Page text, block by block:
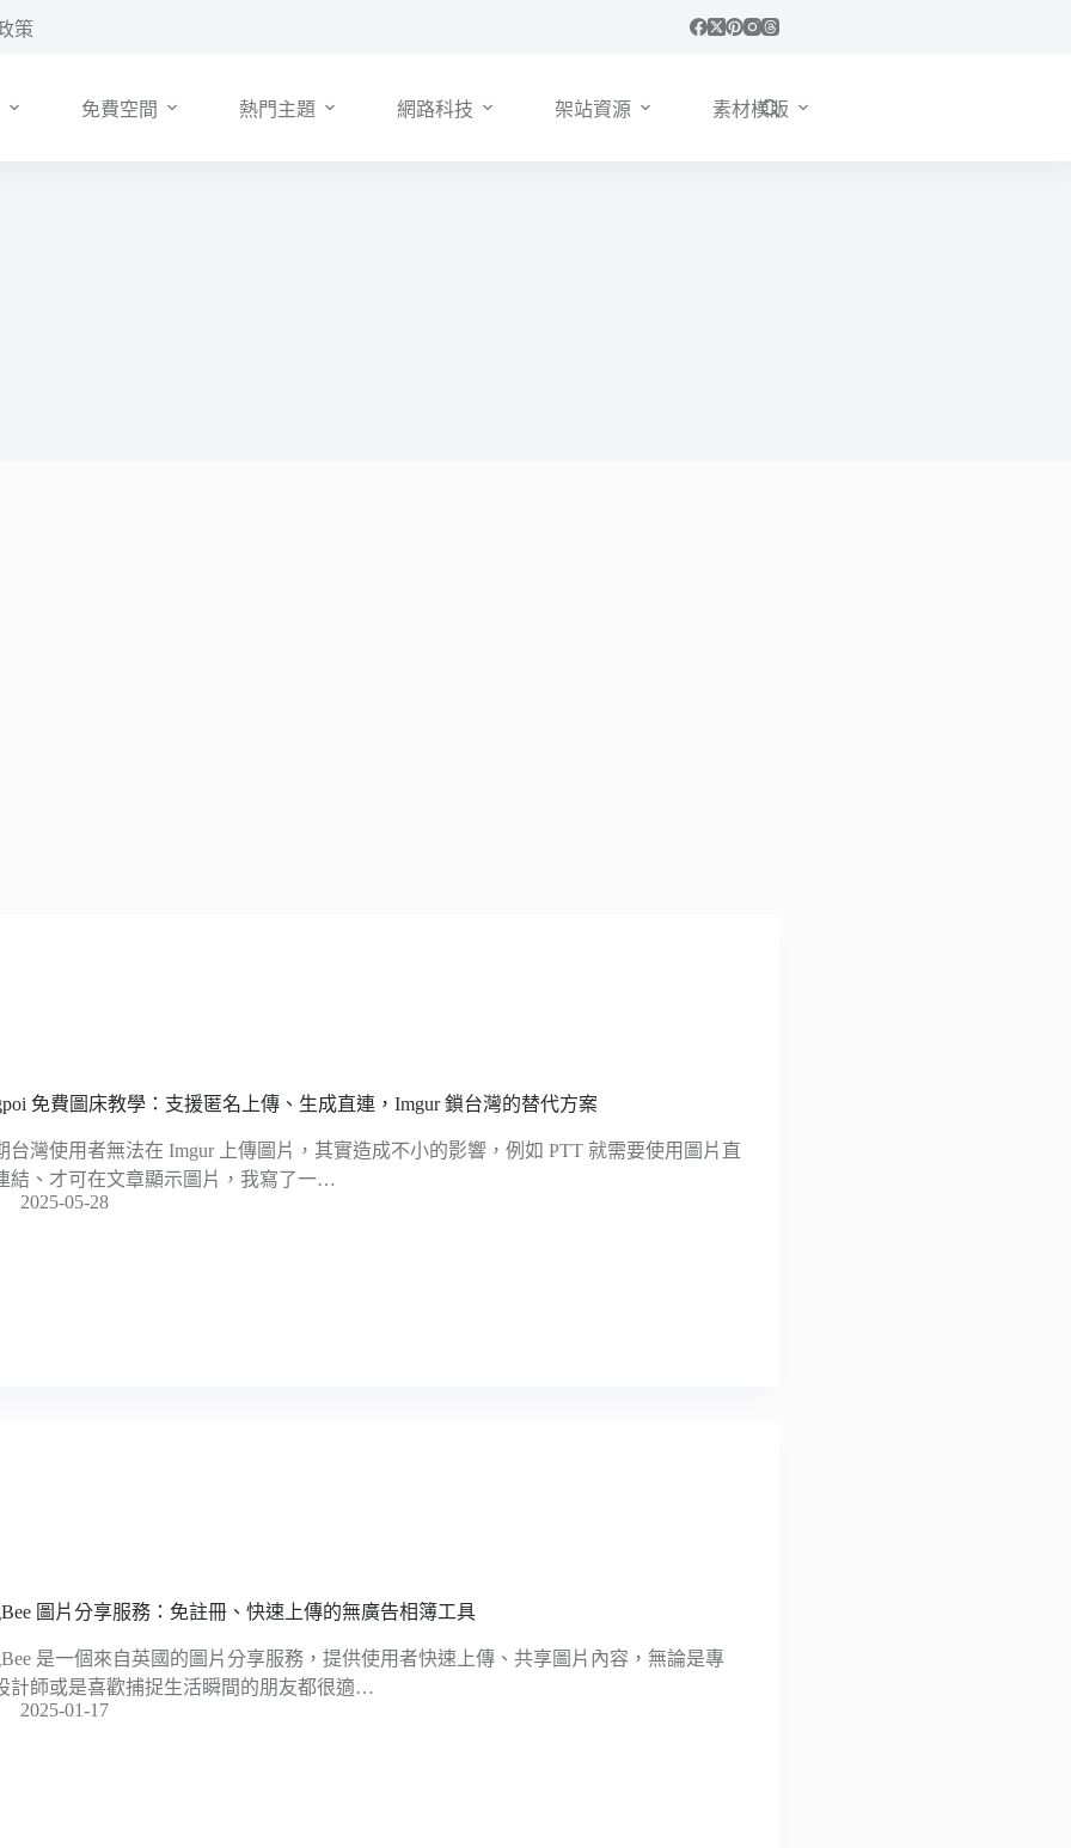
策
免費空間 熱門主題 網路科技 架站資源 素材模版
免費圖床教學：支援匿名上傳、生成直連，Imgur 鎖台灣的替代方案
台灣使用者無法在 Imgur 上傳圖片，其實造成不小的影響，例如 PTT 就需要使用圖片直
結、才可在文章顯示圖片，我寫了一…
2025-05-28
圖片分享服務：免註冊、快速上傳的無廣告相簿工具
是一個來自英國的圖片分享服務，提供使用者快速上傳、共享圖片內容，無論是專
計師或是喜歡捕捉生活瞬間的朋友都很適…
2025-01-17